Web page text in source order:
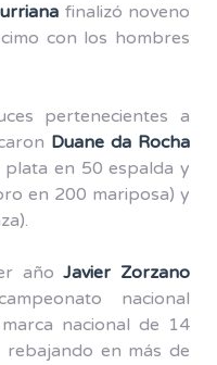
finalizó noveno
con los hombres
pertenecientes a
Duane da Rocha
en 50 espalda y
en 200 mariposa) y
añoJavier Zorzano
nacional
nacional de 14
en más de